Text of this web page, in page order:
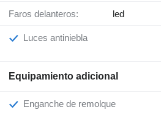
Faros delanteros: led
Luces antiniebla
Equipamiento adicional
Enganche de remolque